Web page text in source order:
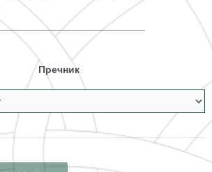
Пречник